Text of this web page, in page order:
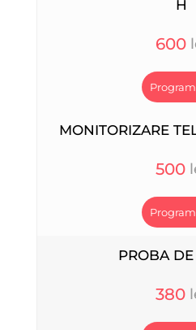
H
600
MONITORIZARE
500
PROBA
380